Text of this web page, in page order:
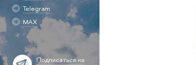
Telegram
MAX
Подписаться на